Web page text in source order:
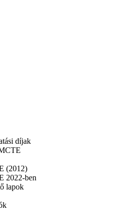
díjak
(2012)
2022-ben
lapok